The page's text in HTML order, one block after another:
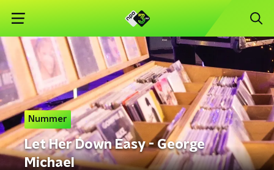
Nummer
Let Her Down Easy - George
Michael